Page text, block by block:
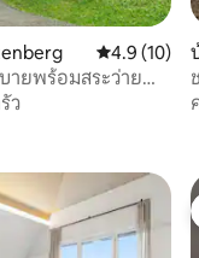
คะแนนเฉลี่ย
4.9 (10)
ยพร้อมสระว่ายน้ำ
ว